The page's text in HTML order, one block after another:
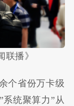
播》
个省份万卡级
统聚算力”从